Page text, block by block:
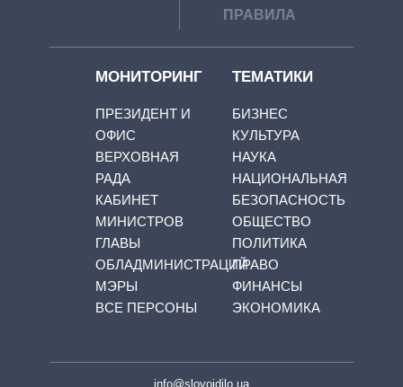
ПРАВИЛА
МОНИТОРИНГ
ПРЕЗИДЕНТ И
ОФИС
ВЕРХОВНАЯ
РАДА
КАБИНЕТ
МИНИСТРОВ
ГЛАВЫ
ОБЛАДМИНИСТРАЦИЙ
МЭРЫ
ВСЕ ПЕРСОНЫ
ТЕМАТИКИ
БИЗНЕС
КУЛЬТУРА
НАУКА
НАЦИОНАЛЬНАЯ
БЕЗОПАСНОСТЬ
ОБЩЕСТВО
ПОЛИТИКА
ПРАВО
ФИНАНСЫ
ЭКОНОМИКА
info@slovoidilo.ua